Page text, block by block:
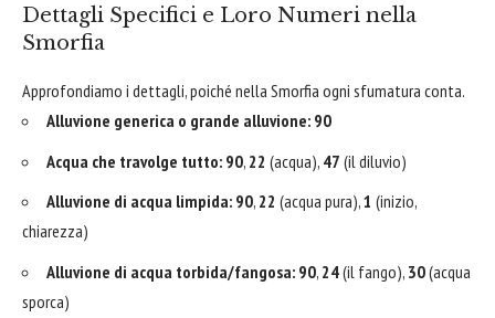
Dettagli Specifici e Loro Numeri nella
Smorfia
Approfondiamo i dettagli, poiché nella Smorfia ogni sfumatura conta.
Alluvione generica o grande alluvione: 90
Acqua che travolge tutto: 90, 22 (acqua), 47 (il diluvio)
Alluvione di acqua limpida: 90, 22 (acqua pura),1 (inizio,
chiarezza)
Alluvione di acqua torbida/fangosa: 90, 24(il fango), 30(acqua
sporca)